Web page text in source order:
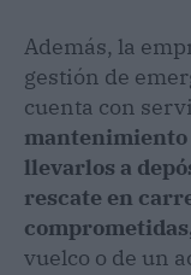
Además, la
gestión de
cuenta con
mantenimiento
llevarlos a
rescate en
vuelco o de un